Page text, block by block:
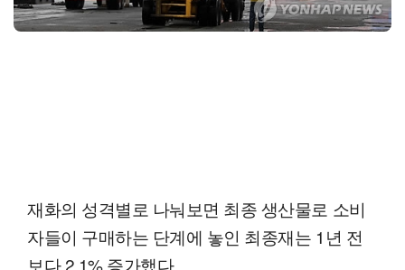
재화의 성격별로 나눠보면 최종 생산물로 소비
자들이 구매하는 단계에 놓인 최종재는 1년 전
보다 2.1% 증가했다.